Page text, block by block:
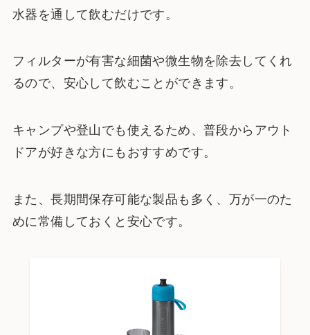
水器を通して飲むだけです。
フィルターが有害な細菌や微生物を除去してくれ
るので、安心して飲むことができます。
キャンプや登山でも使えるため、普段からアウト
ドアが好きな方にもおすすめです。
また、長期間保存可能な製品も多く、万が一のた
めに常備しておくと安心です。